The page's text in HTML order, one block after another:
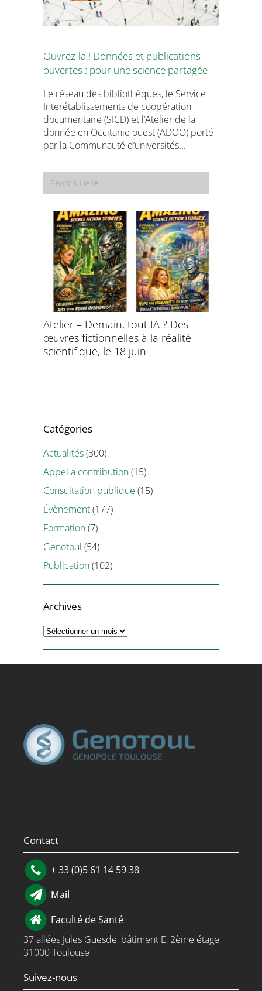
Ouvrez-la ! Données et publications
ouvertes : pour une science partagée
Le réseau des bibliothèques, le Service
Interétablissements de coopération
documentaire (SICD) et l’Atelier de la
donnée en Occitanie ouest (ADOO) porté
par la Communauté d’universités...
Atelier – Demain, tout IA ? Des
œuvres fictionnelles à la réalité
scientifique, le 18 juin
Catégories
Actualités(300)
Appel à contribution(15)
Consultation publique (15)
Évènement(177)
Formation(7)
Genotoul (54)
Publication(102)
Archives
Archives
Contact
+ 33 (0)5 61 14 59 38
Mail
Faculté de Santé
37 allées Jules Guesde, bâtiment E, 2ème étage,
31000 Toulouse
Suivez-nous